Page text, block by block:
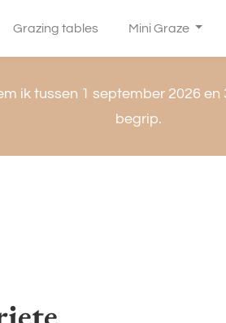
Grazing tables Mini Graze
ik tussen 1 september 2026
begrip.